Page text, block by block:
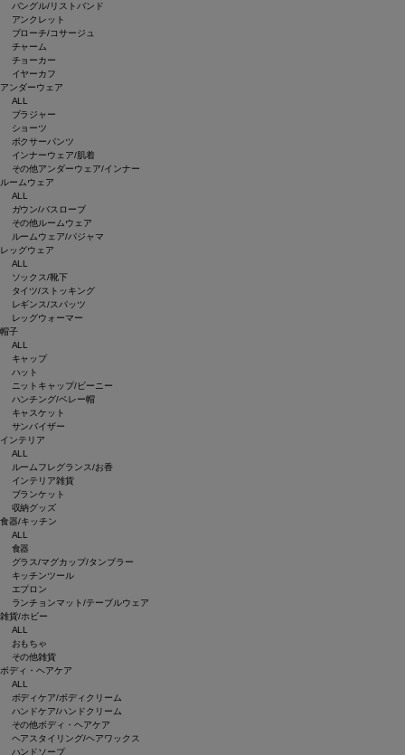
バングル/リストバンド
アンクレット
ブローチ/コサージュ
チャーム
チョーカー
イヤーカフ
アンダーウェア
ALL
ブラジャー
ショーツ
ボクサーパンツ
インナーウェア/肌着
その他アンダーウェア/インナー
ルームウェア
ALL
ガウン/バスローブ
その他ルームウェア
ルームウェア/パジャマ
レッグウェア
ALL
ソックス/靴下
タイツ/ストッキング
レギンス/スパッツ
レッグウォーマー
帽子
ALL
キャップ
ハット
ニットキャップ/ビーニー
ハンチング/ベレー帽
キャスケット
サンバイザー
インテリア
ALL
ルームフレグランス/お香
インテリア雑貨
ブランケット
収納グッズ
食器/キッチン
ALL
食器
グラス/マグカップ/タンブラー
キッチンツール
エプロン
ランチョンマット/テーブルウェア
雑貨/ホビー
ALL
おもちゃ
その他雑貨
ボディ・ヘアケア
ALL
ボディケア/ボディクリーム
ハンドケア/ハンドクリーム
その他ボディ・ヘアケア
ヘアスタイリング/ヘアワックス
ハンドソープ